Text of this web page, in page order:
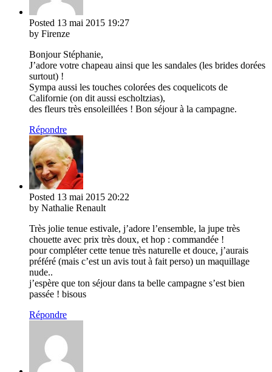
Posted 13 mai 2015 19:27
by Firenze
Bonjour Stéphanie,
J’adore votre chapeau ainsi que les sandales (les brides dorées
surtout) !
Sympa aussi les touches colorées des coquelicots de
Californie (on dit aussi escholtzias),
des fleurs très ensoleillées ! Bon séjour à la campagne.
Répondre
Posted 13 mai 2015 20:22
by Nathalie Renault
Très jolie tenue estivale, j’adore l’ensemble, la jupe très
chouette avec prix très doux, et hop : commandée !
pour compléter cette tenue très naturelle et douce, j’aurais
préféré (mais c’est un avis tout à fait perso) un maquillage
nude..
j’espère que ton séjour dans ta belle campagne s’est bien
passée ! bisous
Répondre